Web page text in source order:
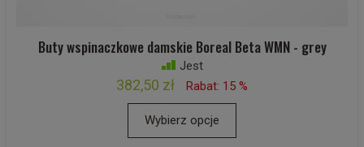
Buty wspinaczkowe damskie Boreal Beta WMN - grey
Jest
382,50 zł Rabat: 15 %
Wybierz opcje